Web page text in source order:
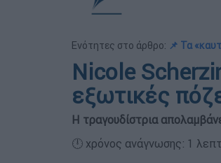
Ενότητες στο άρθρο: 📌 Τα
Nicole
εξωτικές
Η τραγουδίστρια
🕛 χρόνος ανάγνωσης: 1